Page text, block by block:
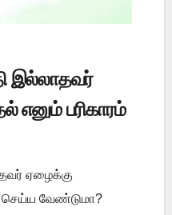
இல்லாதவர்
எனும் பரிகாரம்
ஏழைக்கு
செய்ய வேண்டுமா?